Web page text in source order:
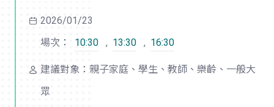
2026/01/23
場次：
10:30 , 13:30 , 16:30
建議對象：親子家庭、學生、教師、樂齡、一般大
眾